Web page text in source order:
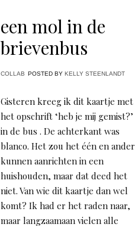
een mol in de
brievenbus
COLLAB POSTED BY KELLY STEENLANDT
Gisteren kreeg ik dit kaartje met
het opschrift ‘heb je mij gemist?’
in de bus . De achterkant was
blanco. Het zou het één en ander
kunnen aanrichten in een
huishouden, maar dat deed het
niet. Van wie dit kaartje dan wel
komt? Ik had er het raden naar,
maar langzaamaan vielen alle